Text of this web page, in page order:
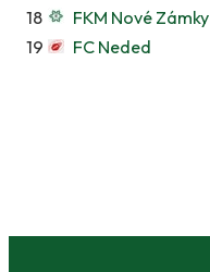
18
FKM Nové Zámky
19
FC Neded